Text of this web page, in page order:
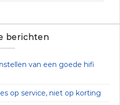
berichten
van een goede hifi
op service, niet op korting